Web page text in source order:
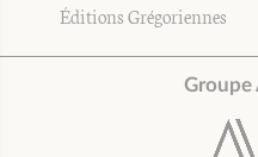
Éditions Grégoriennes
Groupe